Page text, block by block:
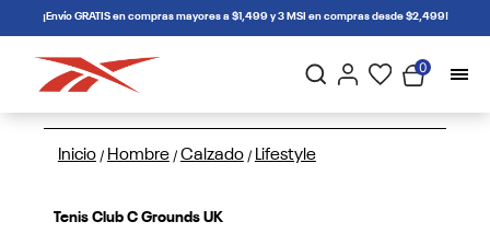
connectif¡Envío GRATIS en compras mayores a $1,499 y 3 MSI en compras desde $2,499!
0
Inicio / Hombre / Calzado / Lifestyle
Tenis Club C Grounds UK